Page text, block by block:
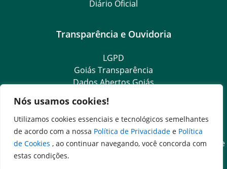
Nós usamos cookies!
Utilizamos cookies essenciais e tecnológicos semelhantes
de acordo com a nossa Política de Privacidade e Política
de Cookies , ao continuar navegando, você concorda com
estas condições.
Diário Oficial
Transparência e Ouvidoria
LGPD
Goiás Transparência
Dados Abertos Goiás
Ouvidoria Geral
SIC – Serviço de Informação ao Cidadão
e-SIC – Serviço Eletrônico de Informação ao Cidadão
Acesso às Informações das Organizações Sociais de Saúde